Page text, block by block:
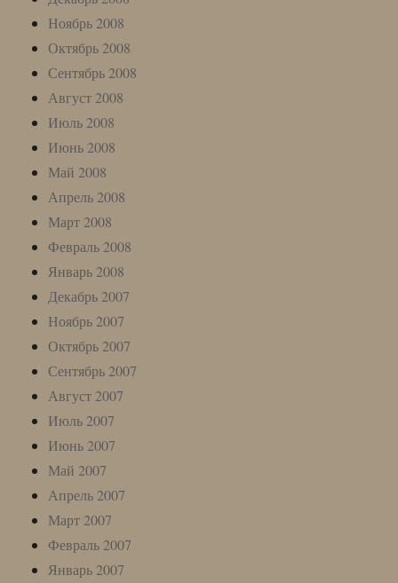
Ноябрь 2008
Октябрь 2008
Сентябрь 2008
Август 2008
Июль 2008
Июнь 2008
Май 2008
Апрель 2008
Март 2008
Февраль 2008
Январь 2008
Декабрь 2007
Ноябрь 2007
Октябрь 2007
Сентябрь 2007
Август 2007
Июль 2007
Июнь 2007
Май 2007
Апрель 2007
Март 2007
Февраль 2007
Январь 2007